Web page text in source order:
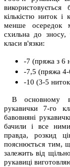
використовується
кількістю ниток
менше осередок
схильна до зносу,
класи в'язки:
-7 (пряжа з 6
-7,5 (пряжа 4-
-10 (3-5
В основному в
рукавички 7-го
бавовняні
бачили і все
правда, розкид
пояснюється тим,
залежить від
рукавиці